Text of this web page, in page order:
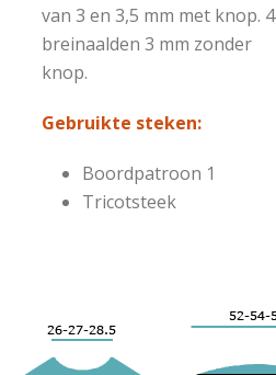
van 3 en 3,5 mm met knop. 4
breinaalden 3 mm zonder
knop.
Gebruikte steken:
Boordpatroon 1
Tricotsteek